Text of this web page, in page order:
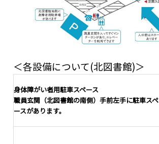
＜各設備について(北図書館)＞
身体障がい者用駐車スペース
職員玄関（北図書館の南側）手前左手に駐車スペ
ースがあります。